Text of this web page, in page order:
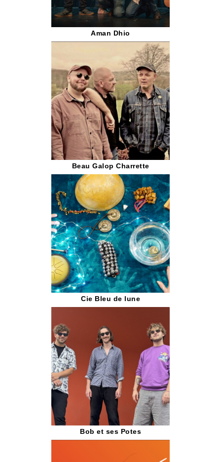
Aman Dhio
Beau Galop Charrette
Cie Bleu de lune
Bob et ses Potes